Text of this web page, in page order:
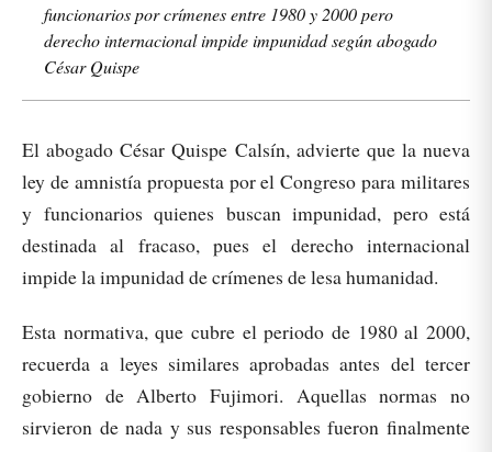
funcionarios por crímenes entre 1980 y 2000 pero
derecho internacional impide impunidad según abogado
César Quispe
El abogado César Quispe Calsín, advierte que la nueva
ley de amnistía propuesta por el Congreso para militares
y funcionarios quienes buscan impunidad, pero está
destinada al fracaso, pues el derecho internacional
impide la impunidad de crímenes de lesa humanidad.
Esta normativa, que cubre el periodo de 1980 al 2000,
recuerda a leyes similares aprobadas antes del tercer
gobierno de Alberto Fujimori. Aquellas normas no
sirvieron de nada y sus responsables fueron finalmente